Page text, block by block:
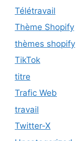
Télétravail
Thème Shopify
thèmes shopify
TikTok
titre
Trafic Web
travail
Twitter-X